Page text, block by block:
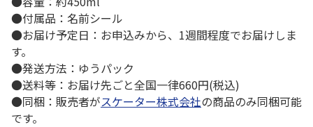
●付属品：名前シール
●お届け予定日：お申込みから、1週間程度でお届けしま
す。
●発送方法：ゆうパック
●送料等：お届け先ごと全国一律660円(税込)
●同梱：販売者がスケーター株式会社の商品のみ同梱可能
です。